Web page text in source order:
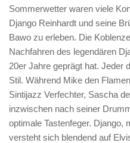
Sommerwetter waren viele
Django Reinhardt und seine
Bawo zu erleben. Die
Nachfahren des legendären
20er Jahre geprägt hat. Jeder
Stil. Während Mike den
Sintijazz Verfechter, Sascha
inzwischen nach seiner
optimale Tastenfeger. Django,
versteht sich blendend auf